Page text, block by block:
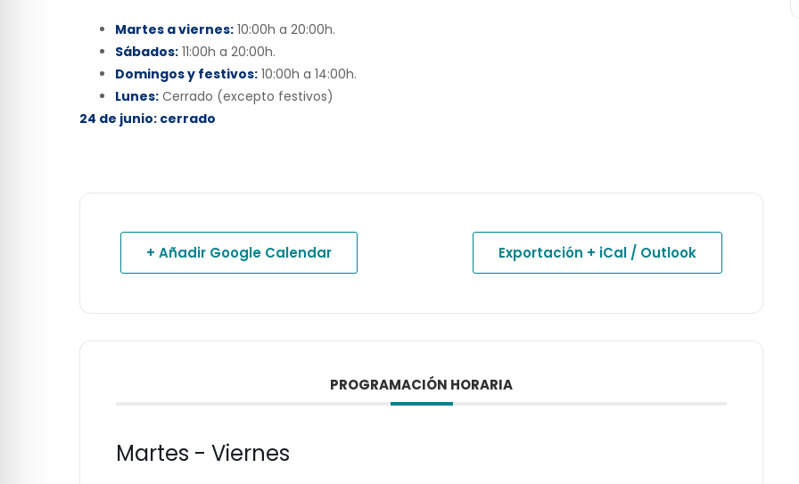
Martes a viernes: 10:00h a 20:00h.
Sábados: 11:00h a 20:00h.
Domingos y festivos: 10:00h a 14:00h.
Lunes: Cerrado (excepto festivos)
24 de junio: cerrado
+ Añadir Google Calendar Exportación + iCal / Outlook
PROGRAMACIÓN HORARIA
Martes - Viernes